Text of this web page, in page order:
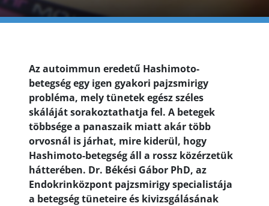
Az autoimmun eredetű Hashimoto-
betegség egy igen gyakori pajzsmirigy
probléma, mely tünetek egész széles
skáláját sorakoztathatja fel. A betegek
többsége a panaszaik miatt akár több
orvosnál is járhat, mire kiderül, hogy
Hashimoto-betegség áll a rossz közérzetük
hátterében. Dr. Békési Gábor PhD, az
Endokrinközpont pajzsmirigy specialistája
a betegség tüneteire és kivizsgálásának